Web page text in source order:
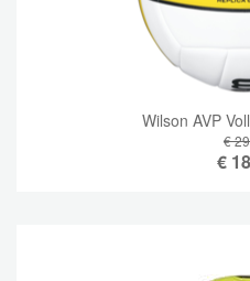
Wilson AVP
€
€